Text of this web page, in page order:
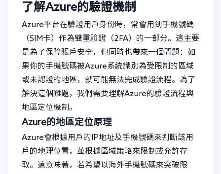
了解Azure的驗證機制
Azure平台在驗證用戶身份時，常會用到手機號碼
（SIM卡）作為雙重驗證（2FA）的一部分。這主要
是為了保障賬戶安全，但同時也帶來一個問題：如
果你的手機號碼被Azure系統識別為受限制的區域
或未認證的地區，就可能無法完成驗證流程。為了
解決這個難題，我們需要理解Azure的驗證流程與
地區定位機制。
Azure的地區定位原理
Azure會根據用戶的IP地址及手機號碼來判斷該用
戶的地理位置，並根據區域策略來限制或允許存
取。這意味著，若希望以海外手機號碼來突破限